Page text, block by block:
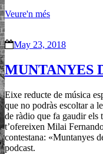
Veure'n més
May 23, 2018
MUNTANYES
Eixe reducte de música
que no podràs escoltar a
de ràdio que fa gaudir els
t’ofereixen Milai
contestana: «Muntanyes
podcast.